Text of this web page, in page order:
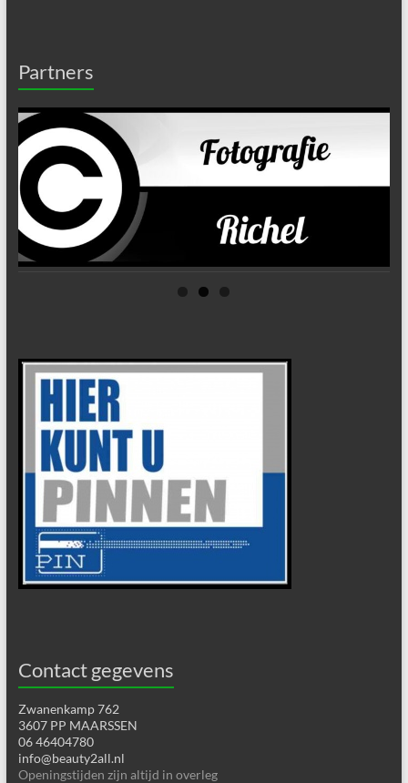
Partners
Contact gegevens
Zwanenkamp 762
3607 PP MAARSSEN
06 46404780
info@beauty2all.nl
Openingstijden zijn altijd in overleg